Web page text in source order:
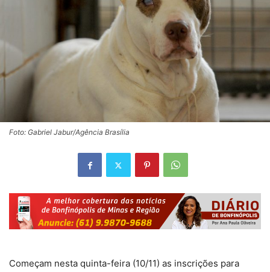
Foto: Gabriel Jabur/Agência Brasília
Começam nesta quinta-feira (10/11) as inscrições para